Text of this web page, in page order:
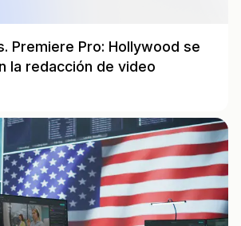
Premiere Pro: Hollywood se
la redacción de video